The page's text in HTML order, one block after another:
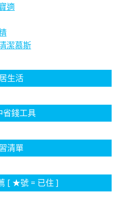
適
潔慕斯
生活
省錢工具
清單
[ ★號 = 已住 ]